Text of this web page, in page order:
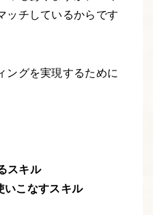
ッチしているからです
ングを実現するために
スキル
こなすスキル